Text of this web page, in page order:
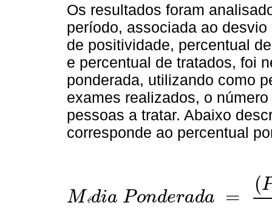
Os resultados foram
período, associada ao
de positividade, percentual
e percentual de tratados, foi
ponderada, utilizando como
exames realizados, o
pessoas a tratar. Abaixo
corresponde ao percentual
M édia Ponderada =
(
Méd Pon rada